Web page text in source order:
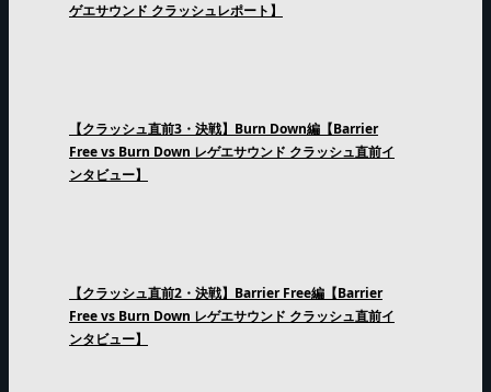
ゲエサウンド クラッシュレポート】
【クラッシュ直前3・決戦】Burn Down編【Barrier
Free vs Burn Down レゲエサウンド クラッシュ直前イ
ンタビュー】
【クラッシュ直前2・決戦】Barrier Free編【Barrier
Free vs Burn Down レゲエサウンド クラッシュ直前イ
ンタビュー】